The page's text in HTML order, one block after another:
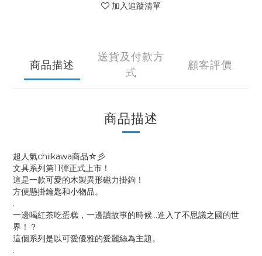
加入追蹤清單
商品描述
送貨及付款方
式
顧客評價
商品描述
超人氣chiikawa商品☆彡
文具系列第11彈正式上市！
這是一款可愛的木製異形磁力掛鉤！
方便懸掛鑰匙和小物品。
.
一邊喝紅茶吃蛋糕，一邊讀故事的時候…進入了不思議之國的世
界！？
這個系列是以可愛優雅的愛麗絲為主題。
.